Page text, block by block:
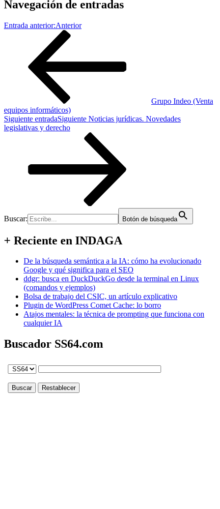
Navegación de entradas
Entrada anterior:Anterior
Grupo Indeo (Venta
equipos informáticos)
Siguiente entradaSiguiente Noticias jurídicas. Novedades
legislativas y derecho
Buscar: Botón de búsqueda
+ Reciente en INDAGA
De la búsqueda semántica a la IA: cómo ha evolucionado
Google y qué significa para el SEO
ddgr: busca en DuckDuckGo desde la terminal en Linux
(comandos y ejemplos)
Bolsa de trabajo del CSIC, un artículo explicativo
Plugin de WordPress Comet Cache: lo borro
Atajos mentales: la técnica de prompting que funciona con
cualquier IA
Buscador SS64.com